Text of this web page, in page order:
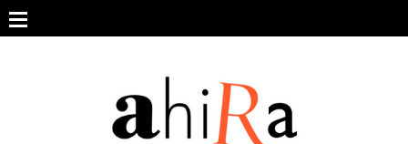
content
ARCHIVO DE REVISTAS